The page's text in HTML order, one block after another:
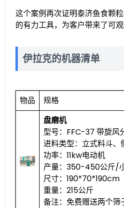
这个案例再次证明泰济鱼食颗
的有力工具，为客户带来了可观
伊拉克的机器清单
物品 规格
盘磨机
型号：FFC-37 带旋风
进料类型：立式料斗、
功率：11kw电动机
产量：350-450公斤/
尺寸：190*70*190cm
重量：215公斤
备注：免费赠送两个筛